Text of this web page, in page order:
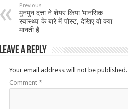
Previous
मुनमुन दत्ता ने शेयर किया ‘मानसिक
स्वास्थ्य’ के बारे में पोस्ट, देखिए वो क्या
मानती है
Leave a Reply
Your email address will not be published.
Comment *